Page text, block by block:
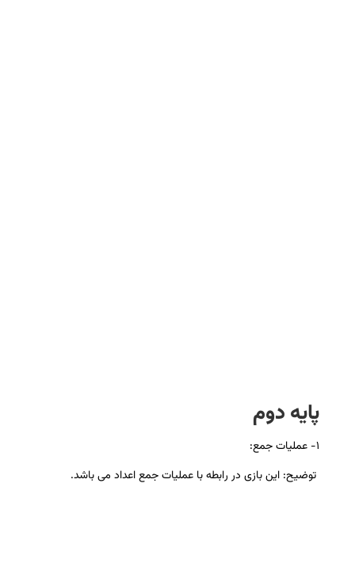
پایه دوم
۱- عملیات جمع:
توضیح: این بازی در رابطه با عملیات جمع اعداد می باشد.